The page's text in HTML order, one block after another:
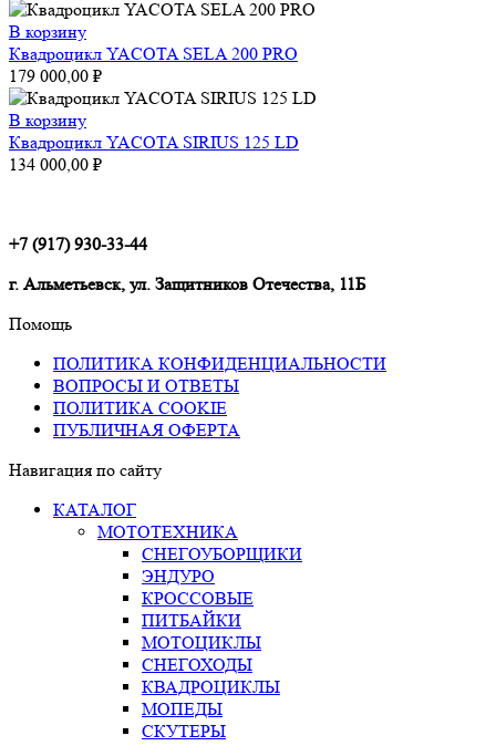
В корзину
Квадроцикл YACOTA SELA 200 PRO
179 000,00 ₽
В корзину
Квадроцикл YACOTA SIRIUS 125 LD
134 000,00 ₽
+7 (917) 930-33-44
г. Альметьевск, ул. Защитников Отечества, 11Б
Помощь
ПОЛИТИКА КОНФИДЕНЦИАЛЬНОСТИ
ВОПРОСЫ И ОТВЕТЫ
ПОЛИТИКА COOKIE
ПУБЛИЧНАЯ ОФЕРТА
Навигация по сайту
КАТАЛОГ
МОТОТЕХНИКА
СНЕГОУБОРЩИКИ
ЭНДУРО
КРОССОВЫЕ
ПИТБАЙКИ
МОТОЦИКЛЫ
СНЕГОХОДЫ
КВАДРОЦИКЛЫ
МОПЕДЫ
СКУТЕРЫ